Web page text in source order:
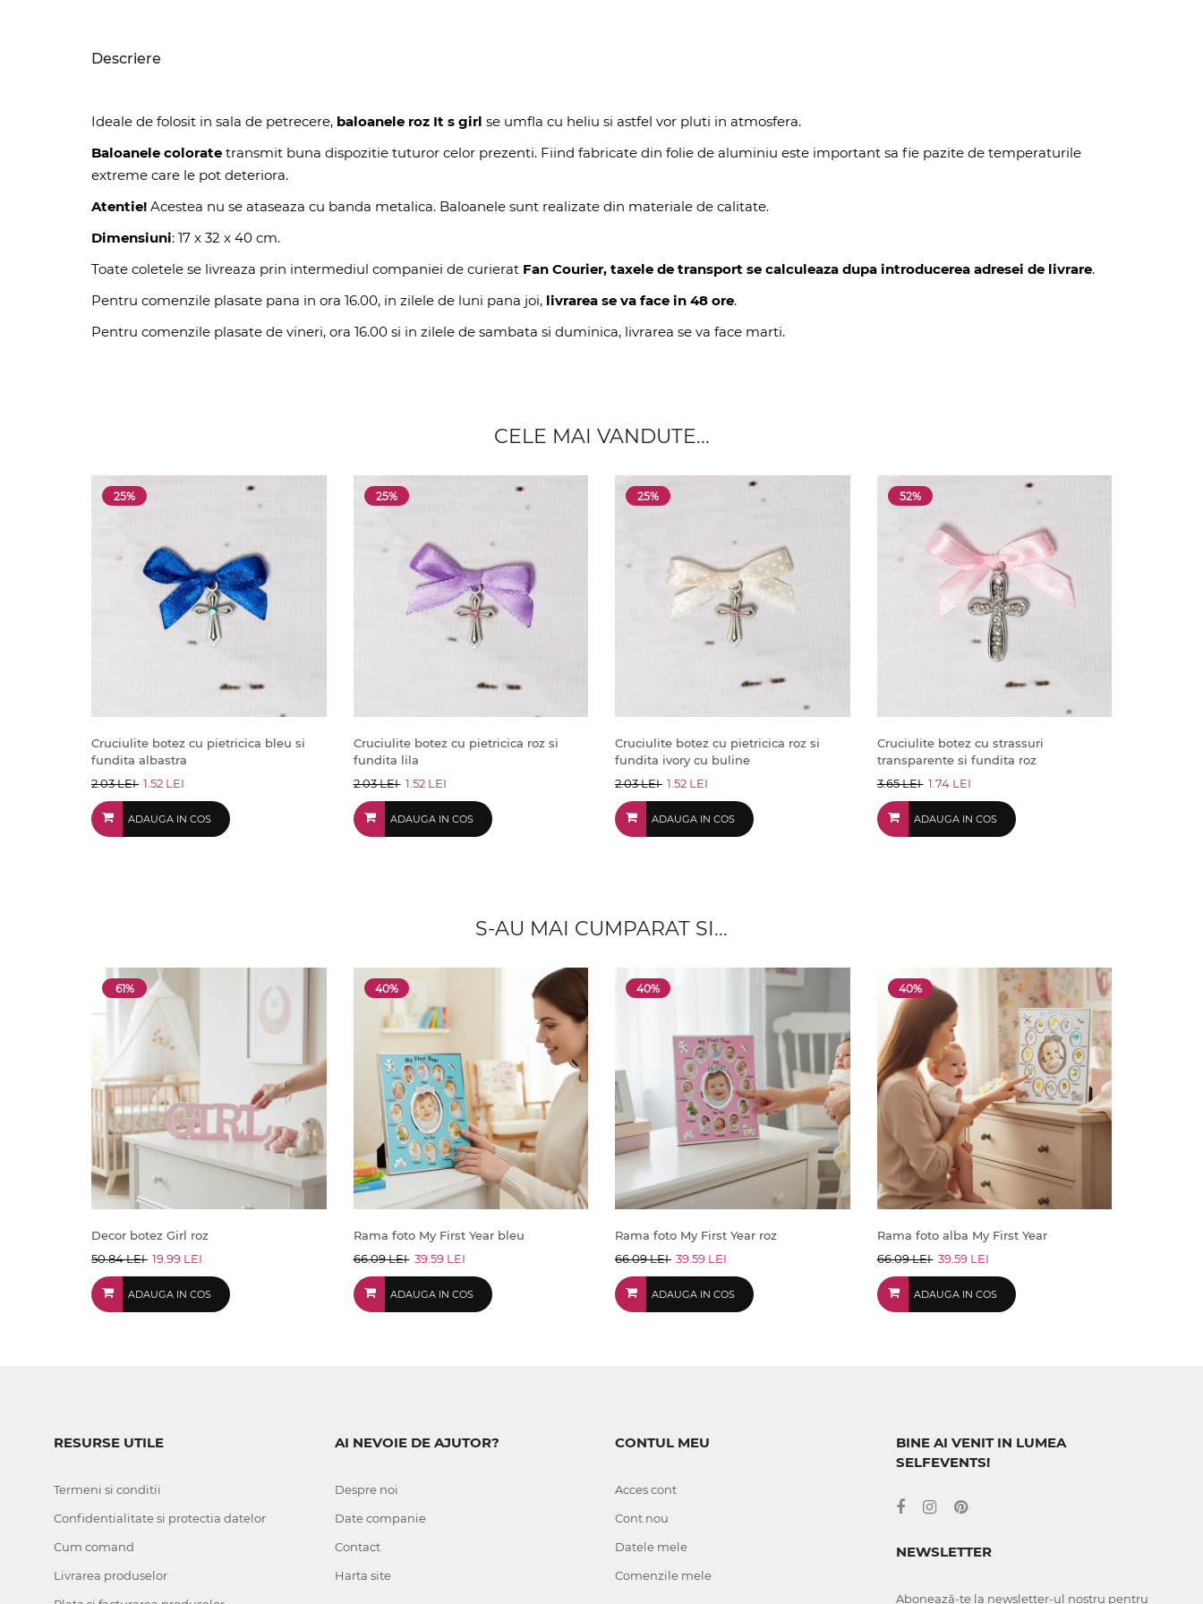
Descriere
Ideale de folosit in sala de petrecere, baloanele roz It s girl se umfla cu heliu si astfel vor pluti in atmosfera.
Baloanele colorate transmit buna dispozitie tuturor celor prezenti. Fiind fabricate din folie de aluminiu este important sa fie pazite de temperaturile
extreme care le pot deteriora.
Atentie! Acestea nu se ataseaza cu banda metalica. Baloanele sunt realizate din materiale de calitate.
Dimensiuni: 17 x 32 x 40 cm.
Toate coletele se livreaza prin intermediul companiei de curierat Fan Courier, taxele de transport se calculeaza dupa introducerea adresei de livrare.
Pentru comenzile plasate pana in ora 16.00, in zilele de luni pana joi, livrarea se va face in 48 ore.
Pentru comenzile plasate de vineri, ora 16.00 si in zilele de sambata si duminica, livrarea se va face marti.
CELE MAI VANDUTE...
25%
Cruciulite botez cu pietricica bleu si
fundita albastra
2.03 LEI 1.52 LEI
ADAUGA IN COS
25%
Cruciulite botez cu pietricica roz si
fundita lila
2.03 LEI 1.52 LEI
ADAUGA IN COS
25%
Cruciulite botez cu pietricica roz si
fundita ivory cu buline
2.03 LEI 1.52 LEI
ADAUGA IN COS
52%
Cruciulite botez cu strassuri
transparente si fundita roz
3.65 LEI 1.74 LEI
ADAUGA IN COS
S-AU MAI CUMPARAT SI...
61%
Decor botez Girl roz
50.84 LEI 19.99 LEI
ADAUGA IN COS
40%
Rama foto My First Year bleu
66.09 LEI 39.59 LEI
ADAUGA IN COS
40%
Rama foto My First Year roz
66.09 LEI 39.59 LEI
ADAUGA IN COS
40%
Rama foto alba My First Year
66.09 LEI 39.59 LEI
ADAUGA IN COS
RESURSE UTILE
Termeni si conditii
Confidentialitate si protectia datelor
Cum comand
Livrarea produselor
AI NEVOIE DE AJUTOR?
Despre noi
Date companie
Contact
Harta site
CONTUL MEU
Acces cont
Cont nou
Datele mele
Comenzile mele
BINE AI VENIT IN LUMEA
SELFEVENTS!
NEWSLETTER
Abonează-te la newsletter-ul nostru pentru